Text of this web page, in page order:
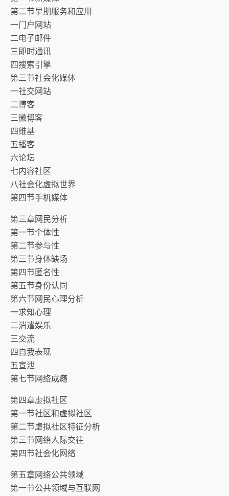
第二节早期服务和应用
一门户网站
二电子邮件
三即时通讯
四搜索引擎
第三节社会化媒体
一社交网站
二博客
三微博客
四维基
五播客
六论坛
七内容社区
八社会化虚拟世界
第四节手机媒体
第三章网民分析
第一节个体性
第二节参与性
第三节身体缺场
第四节匿名性
第五节身份认同
第六节网民心理分析
一求知心理
二消遣娱乐
三交流
四自我表现
五宣泄
第七节网络成瘾
第四章虚拟社区
第一节社区和虚拟社区
第二节虚拟社区特征分析
第三节网络人际交往
第四节社会化网络
第五章网络公共领域
第一节公共领域与互联网